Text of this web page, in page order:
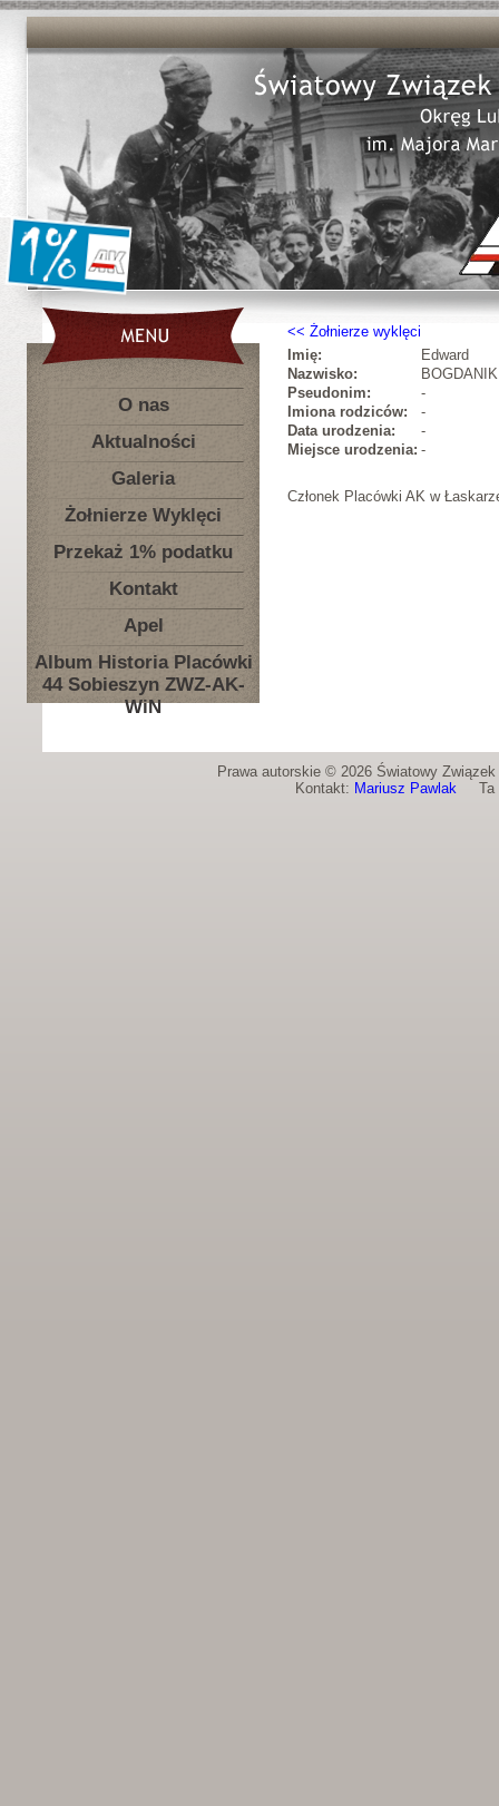
O nas
Aktualności
Galeria
Żołnierze Wyklęci
Przekaż 1% podatku
Kontakt
Apel
Album Historia Placówki
44 Sobieszyn ZWZ-AK-
WiN
Żołnierze wyklęci
Imię:
Edward
Nazwisko:
BOGDANIK
Pseudonim:
-
Imiona rodziców:
-
Data urodzenia:
-
Miejsce urodzenia: -
Członek Placówki AK w
Prawa autorskie © 2026 Światowy
Kontakt: Mariusz PawlakTa